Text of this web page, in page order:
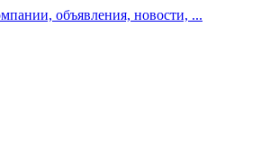
объявления, новости, ...